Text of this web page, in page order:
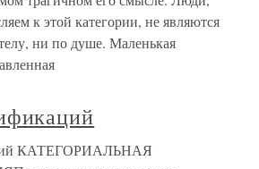
к этой категории, не являются
ни по душе. Маленькая
КАТЕГОРИАЛЬНАЯ